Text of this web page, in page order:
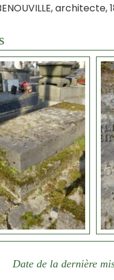
architecte,
Date de la dernière